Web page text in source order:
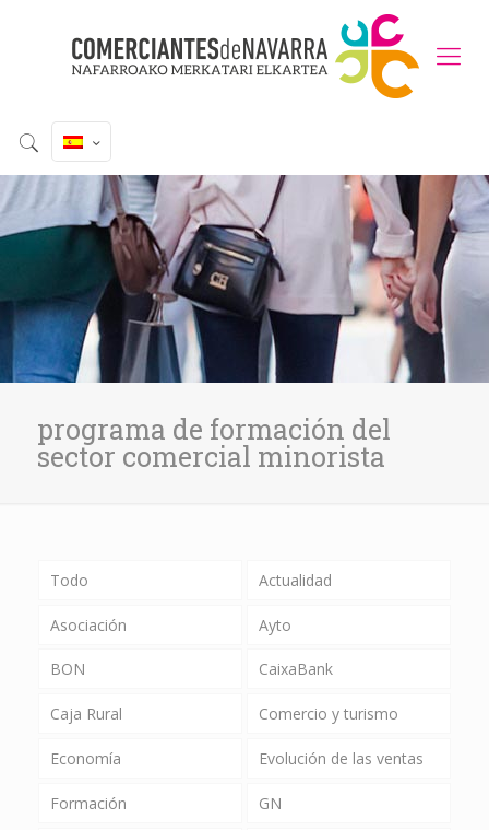
programa de formación del
sector comercial minorista
Todo Actualidad
Asociación Ayto
BON CaixaBank
Caja Rural Comercio y turismo
Economía Evolución de las ventas
Formación GN